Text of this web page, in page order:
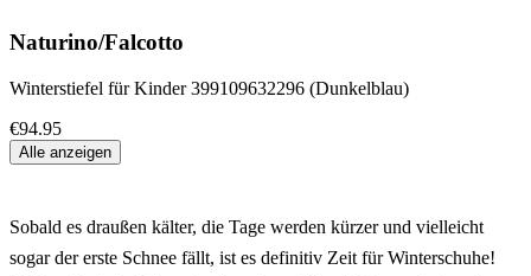
Naturino/Falcotto
Winterstiefel für Kinder 399109632296 (Dunkelblau)
€94.95
Alle anzeigen
Sobald es draußen kälter, die Tage werden kürzer und vielleicht
sogar der erste Schnee fällt, ist es definitiv Zeit für Winterschuhe!